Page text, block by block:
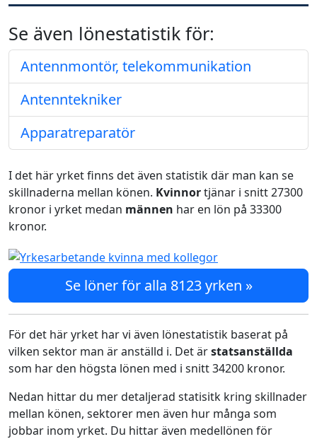
Se även lönestatistik för:
Antennmontör, telekommunikation
Antenntekniker
Apparatreparatör
I det här yrket finns det även statistik där man kan se
skillnaderna mellan könen. Kvinnortjänar i snitt 27300
kronor i yrket medan männen har en lön på 33300
kronor.
Se löner för alla 8123 yrken »
För det här yrket har vi även lönestatistik baserat på
vilken sektor man är anställd i. Det ärstatsanställda
som har den högsta lönen med i snitt 34200 kronor.
Nedan hittar du mer detaljerad statisitk kring skillnader
mellan könen, sektorer men även hur många som
jobbar inom yrket. Du hittar även medellönen för